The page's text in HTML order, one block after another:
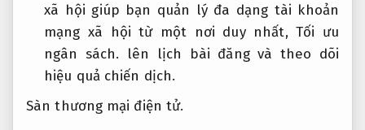
xã hội giúp bạn quản lý đa dạng tài khoản
mạng xã hội từ một nơi duy nhất,Tối ưu
ngân sách. lên lịch bài đăng và theo dõi
hiệu quả chiến dịch.
Sàn thương mại điện tử.